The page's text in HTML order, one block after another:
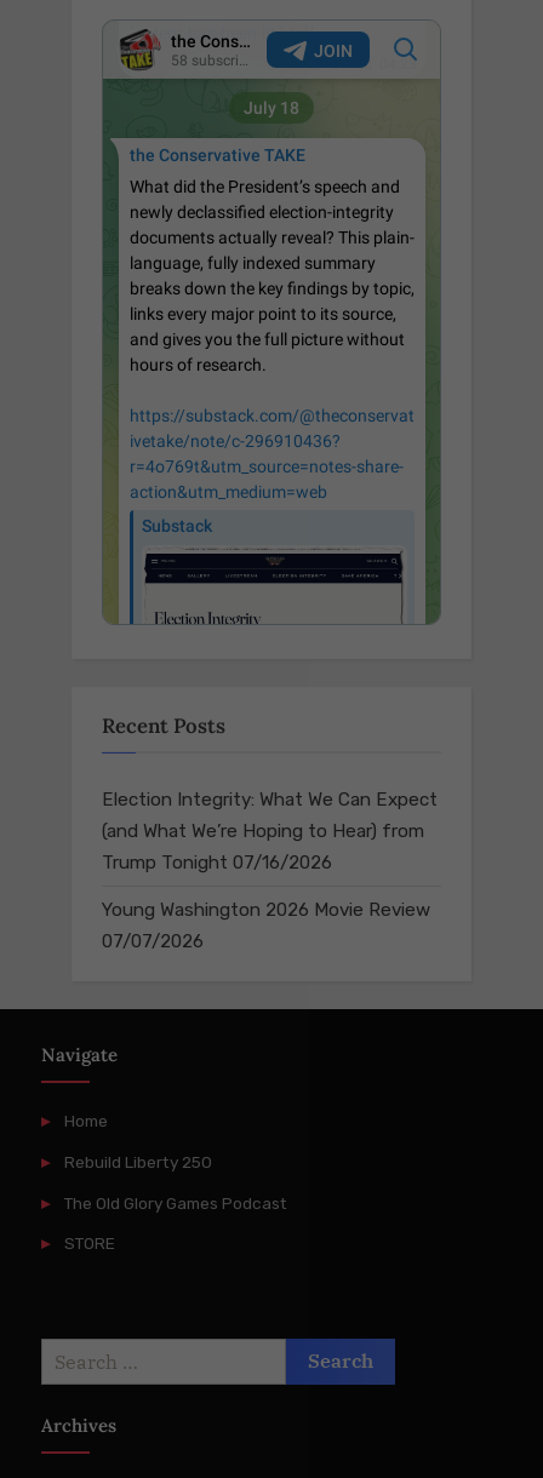
Recent Posts
Election Integrity: What We Can Expect
(and What We’re Hoping to Hear) from
Trump Tonight 07/16/2026
Young Washington 2026 Movie Review
07/07/2026
Navigate
Home
Rebuild Liberty 250
The Old Glory Games Podcast
STORE
Archives